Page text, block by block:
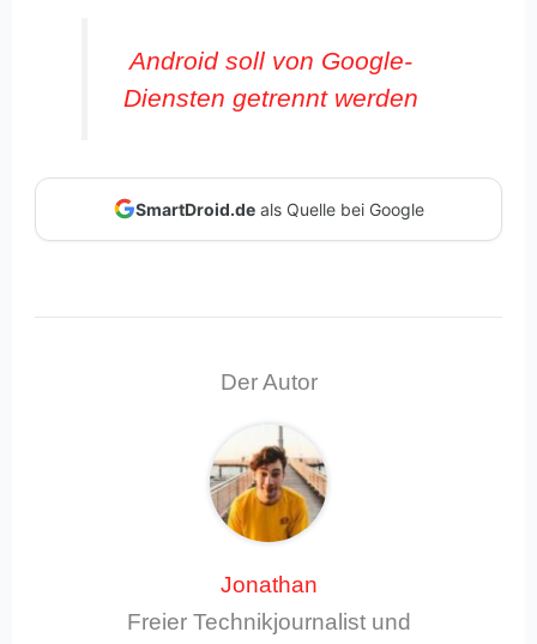
Android soll von Google-
Diensten getrennt werden
SmartDroid.deals Quelle bei Google
Der Autor
Jonathan
Freier Technikjournalist und